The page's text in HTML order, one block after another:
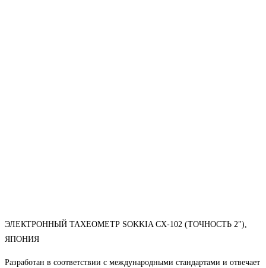
ЭЛЕКТРОННЫЙ ТАХЕОМЕТР SOKKIA CX-102 (ТОЧНОСТЬ 2"),
ЯПОНИЯ
Разработан в соответствии с международными стандартами и отвечает